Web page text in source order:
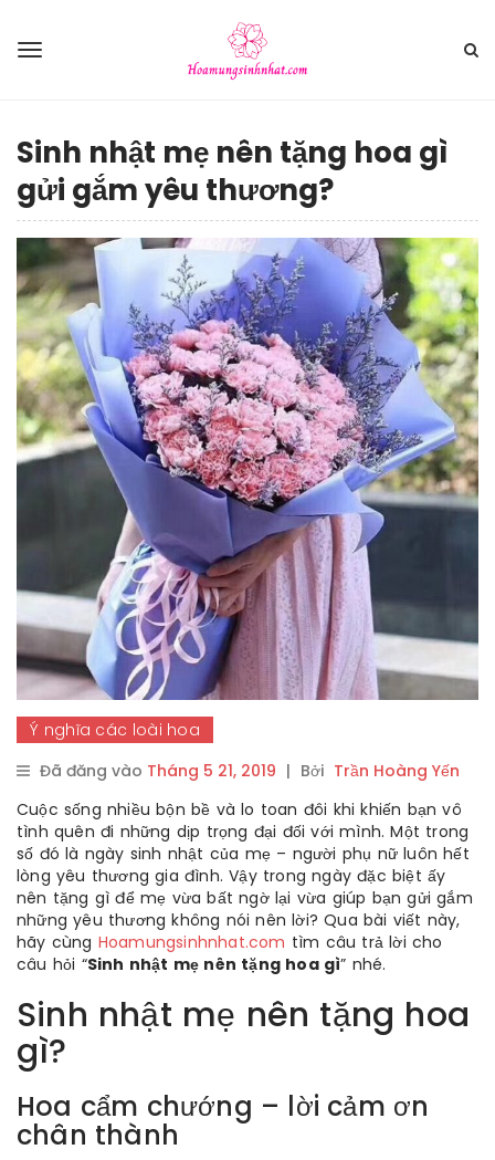
Sinh nhật mẹ nên tặng hoa gì
gửi gắm yêu thương?
Ý nghĩa các loài hoa
Đã đăng vào Tháng 5 21, 2019 | Bởi Trần Hoàng Yến
Cuộc sống nhiều bộn bề và lo toan đôi khi khiến bạn vô
tình quên đi những dịp trọng đại đối với mình. Một trong
số đó là ngày sinh nhật của mẹ – người phụ nữ luôn hết
lòng yêu thương gia đình. Vậy trong ngày đặc biệt ấy
nên tặng gì để mẹ vừa bất ngờ lại vừa giúp bạn gửi gắm
những yêu thương không nói nên lời? Qua bài viết này,
hãy cùng Hoamungsinhnhat.com tìm câu trả lời cho
câu hỏi “Sinh nhật mẹ nên tặng hoa gì” nhé.
Sinh nhật mẹ nên tặng hoa
gì?
Hoa cẩm chướng – lời cảm ơn
chân thành